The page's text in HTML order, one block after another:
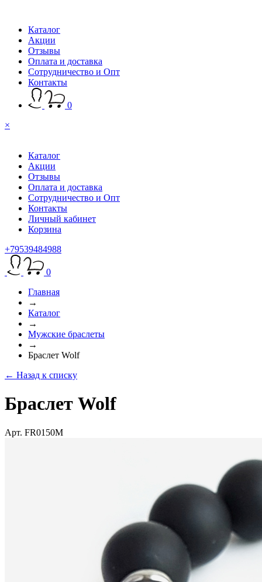
Каталог
Акции
Отзывы
Оплата и доставка
Сотрудничество и Опт
Контакты
0
×
Каталог
Акции
Отзывы
Оплата и доставка
Сотрудничество и Опт
Контакты
Личный кабинет
Корзина
+79539484988
0
Главная
→
Каталог
→
Мужские браслеты
→
Браслет Wolf
← Назад к списку
Браслет Wolf
Арт. FR0150M